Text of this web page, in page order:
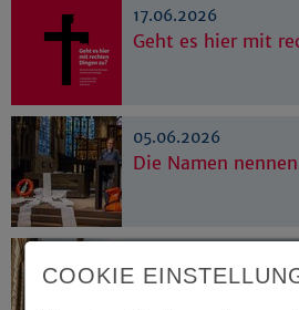
17.06.2026
Geht es hier mit
05.06.2026
Die Namen nennen
„Living together
COOKIE